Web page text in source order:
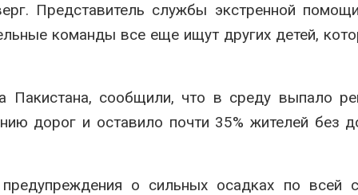
Представитель службы экстренной
команды все еще ищут других детей,
Пакистана, сообщили, что в среду выпало
дорог и оставило почти 35% жителей без
о сильных осадках по всей